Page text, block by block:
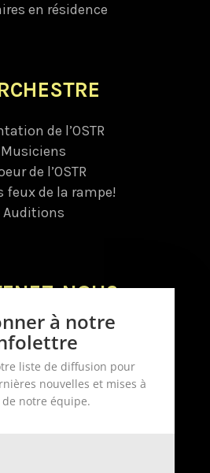
en résidence
de l’OSTR
Musiciens
de l’OSTR
feux de la rampe!
Auditions
NOUS
Donnez
planifiés
Tirage
bénévole
à notre
liste de diffusion pour
nouvelles et mises à
notre équipe.